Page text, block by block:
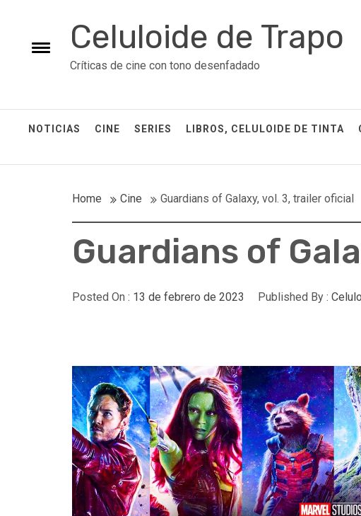
content
Toggle
Celuloide de Trapo
Críticas de cine con tono desenfadado
NOTICIAS CINE SERIES LIBROS, CELULOIDE DE TINTA
Home Cine Guardians of Galaxy, vol. 3, trailer oficial
Guardians of
Posted On : 13 de febrero de 2023 Published By :